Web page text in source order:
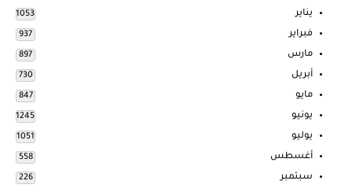
يناير 1053
فبراير 937
مارس 897
أبريل 730
مايو 847
يونيو 1245
يوليو 1051
أغسطس 558
سبتمبر 226